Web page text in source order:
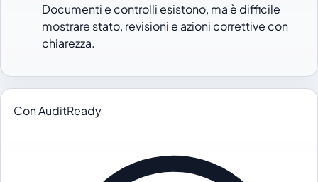
Documenti e controlli esistono, ma è difficile
mostrare stato, revisioni e azioni correttive con
chiarezza.
Con AuditReady